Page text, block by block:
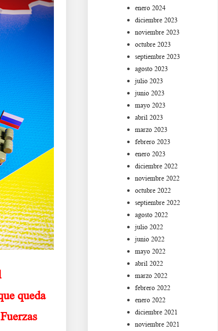
queda
enero 2024
diciembre 2023
noviembre 2023
octubre 2023
septiembre 2023
agosto 2023
julio 2023
junio 2023
mayo 2023
abril 2023
marzo 2023
febrero 2023
enero 2023
diciembre 2022
noviembre 2022
octubre 2022
septiembre 2022
agosto 2022
julio 2022
junio 2022
mayo 2022
abril 2022
marzo 2022
febrero 2022
enero 2022
diciembre 2021
noviembre 2021